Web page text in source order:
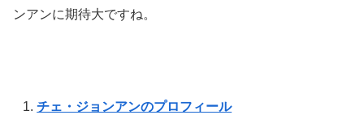
ンアンに期待大ですね。
チェ・ジョンアンのプロフィール